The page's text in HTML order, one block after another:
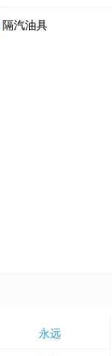
隔汽油具
永远